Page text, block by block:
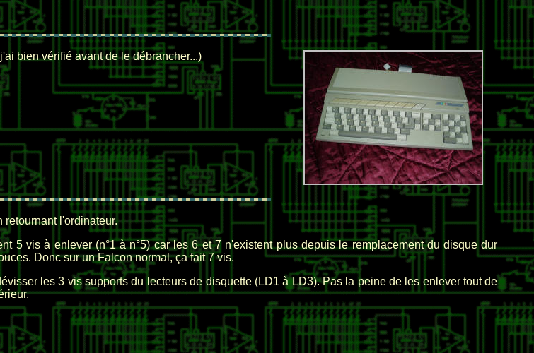
bien vérifié avant de le débrancher...)
retournant l'ordinateur.
5 vis à enlever (n°1 à n°5) car les 6 et 7 n'existent plus depuis le remplacement du disque dur
Donc sur un Falcon normal, ça fait 7 vis.
les 3 vis supports du lecteurs de disquette (LD1 à LD3). Pas la peine de les enlever tout de